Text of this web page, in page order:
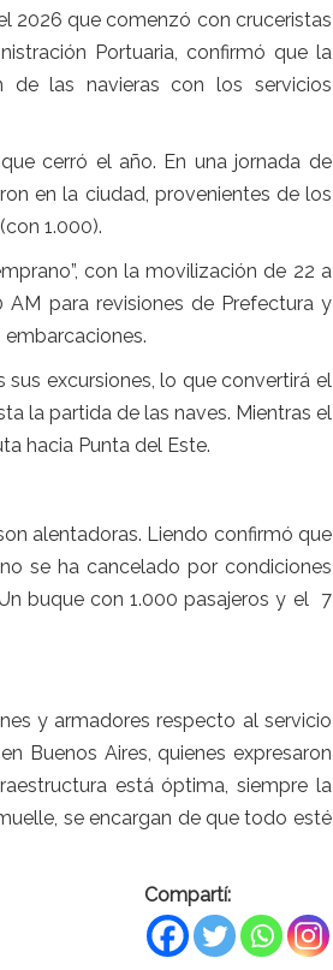
2026 que comenzó con cruceristas
Portuaria, confirmó que la
de las navieras con los servicios
cerró el año. En una jornada de
en la ciudad, provenientes de los
1.000).
con la movilización de 22 a
para revisiones de Prefectura y
excursiones, lo que convertirá el
la partida de las naves. Mientras el
hacia Punta del Este.
alentadoras. Liendo confirmó que
se ha cancelado por condiciones
buque con 1.000 pasajeros y el 7
y armadores respecto al servicio
Buenos Aires, quienes expresaron
está óptima, siempre la
se encargan de que todo esté
Compartí: